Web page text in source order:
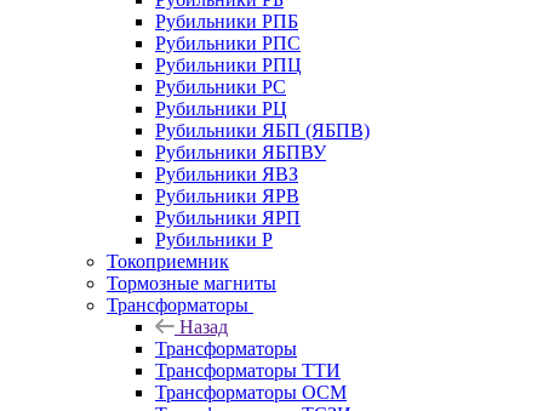
Рубильники РПБ
Рубильники РПС
Рубильники РПЦ
Рубильники РС
Рубильники РЦ
Рубильники ЯБП (ЯБПВ)
Рубильники ЯБПВУ
Рубильники ЯВЗ
Рубильники ЯРВ
Рубильники ЯРП
Рубильники Р
Токоприемник
Тормозные магниты
Трансформаторы
Назад
Трансформаторы
Трансформаторы ТТИ
Трансформаторы ОСМ